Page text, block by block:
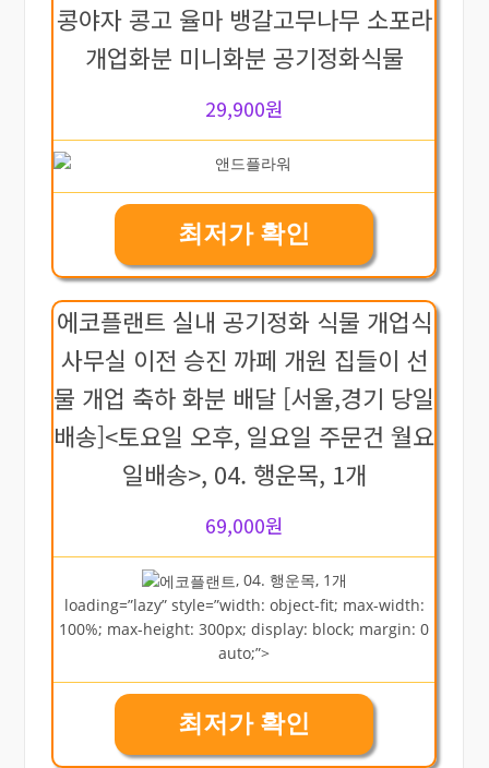
콩야자 콩고 율마 뱅갈고무나무 소포라
개업화분 미니화분 공기정화식물
29,900원
최저가 확인
에코플랜트 실내 공기정화 식물 개업식
사무실 이전 승진 까페 개원 집들이 선
물 개업 축하 화분 배달 [서울,경기 당일
배송]<토요일 오후, 일요일 주문건 월요
일배송>, 04. 행운목, 1개
69,000원
, 04. 행운목, 1개
loading=”lazy” style=”width: object-fit; max-width:
100%; max-height: 300px; display: block; margin: 0
auto;”>
최저가 확인